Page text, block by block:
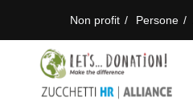
Non profit Persone